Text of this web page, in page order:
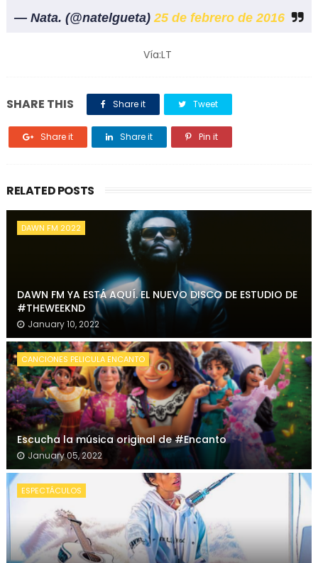
— Nata. (@natelgueta)25 de febrero de 2016
Vía:LT
SHARE THIS Share it Tweet
Share it Share it Pin it
RELATED POSTS
DAWN FM 2022
DAWN FM YA ESTÁ AQUÍ. EL NUEVO DISCO DE ESTUDIO DE
#THEWEEKND
January 10, 2022
CANCIONES PELICULA ENCANTO
Escucha la música original de #Encanto
January 05, 2022
ESPECTÁCULOS